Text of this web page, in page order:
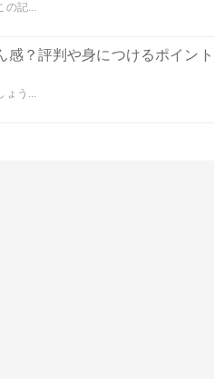
の記...
？評判や身につけるポイント
ょう...